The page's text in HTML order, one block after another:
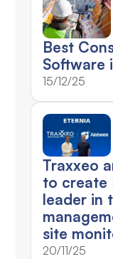
Best
Software
15/12/25
Traxxeo
to create
leader in
site
20/11/25